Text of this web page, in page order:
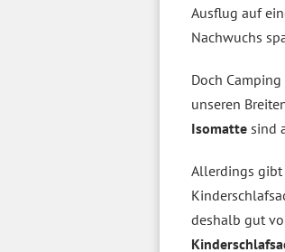
Ausflug auf
Nachwuchs
Doch
unseren
Isomatte sind
Allerdings gibt
deshalb gut